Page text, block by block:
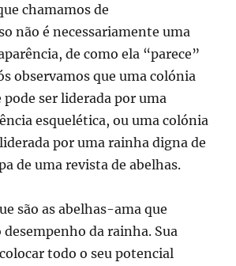
chamamos de
não é necessariamente uma
de como ela “parece”
observamos que uma colónia
ser liderada por uma
esquelética, ou uma colónia
por uma rainha digna de
de uma revista de abelhas.
são as abelhas-ama que
da rainha. Sua
todo o seu potencial